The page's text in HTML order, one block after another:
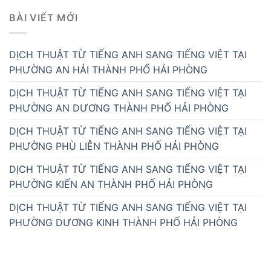
BÀI VIẾT MỚI
DỊCH THUẬT TỪ TIẾNG ANH SANG TIẾNG VIỆT TẠI
PHƯỜNG AN HẢI THÀNH PHỐ HẢI PHÒNG
DỊCH THUẬT TỪ TIẾNG ANH SANG TIẾNG VIỆT TẠI
PHƯỜNG AN DƯƠNG THÀNH PHỐ HẢI PHÒNG
DỊCH THUẬT TỪ TIẾNG ANH SANG TIẾNG VIỆT TẠI
PHƯỜNG PHÙ LIỄN THÀNH PHỐ HẢI PHÒNG
DỊCH THUẬT TỪ TIẾNG ANH SANG TIẾNG VIỆT TẠI
PHƯỜNG KIẾN AN THÀNH PHỐ HẢI PHÒNG
DỊCH THUẬT TỪ TIẾNG ANH SANG TIẾNG VIỆT TẠI
PHƯỜNG DƯƠNG KINH THÀNH PHỐ HẢI PHÒNG